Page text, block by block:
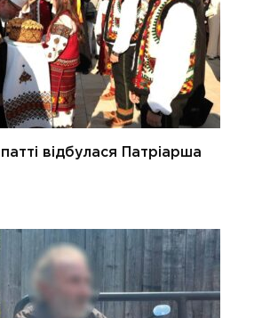
відбулася Патріарша